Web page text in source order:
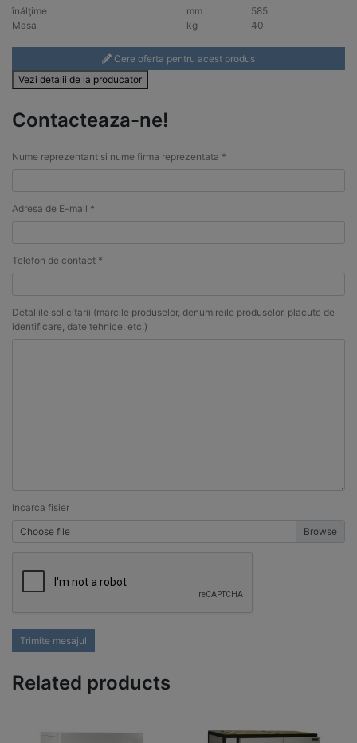
înălţime
mm
585
Masa
kg 40
Cere oferta pentru acest produs
Vezi detalii de la producator
Contacteaza-ne!
Nume reprezentant si nume firma reprezentata *
Adresa de E-mail *
Telefon de contact *
Detaliile solicitarii (marcile produselor, denumireile produselor, placute de
identificare, date tehnice, etc.)
Incarca fisier
Choose file
Trimite mesajul
Related products